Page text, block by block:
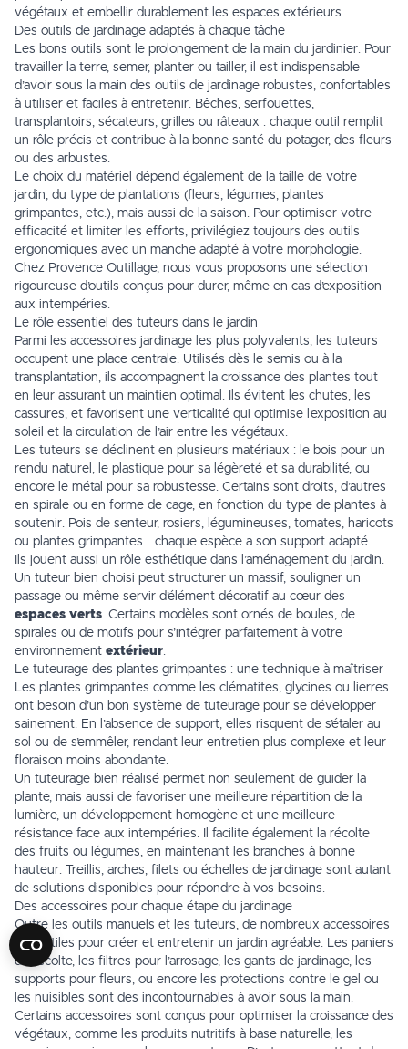
végétaux et embellir durablement les espaces extérieurs.
Des outils de jardinage adaptés à chaque tâche
Les bons outils sont le prolongement de la main du jardinier. Pour
travailler la terre, semer, planter ou tailler, il est indispensable
d’avoir sous la main des outils de jardinage robustes, confortables
à utiliser et faciles à entretenir. Bêches, serfouettes,
transplantoirs, sécateurs, grilles ou râteaux : chaque outil remplit
un rôle précis et contribue à la bonne santé du potager, des fleurs
ou des arbustes.
Le choix du matériel dépend également de la taille de votre
jardin, du type de plantations (fleurs, légumes, plantes
grimpantes, etc.), mais aussi de la saison. Pour optimiser votre
efficacité et limiter les efforts, privilégiez toujours des outils
ergonomiques avec un manche adapté à votre morphologie.
Chez Provence Outillage, nous vous proposons une sélection
rigoureuse d’outils conçus pour durer, même en cas d’exposition
aux intempéries.
Le rôle essentiel des tuteurs dans le jardin
Parmi les accessoires jardinage les plus polyvalents, les tuteurs
occupent une place centrale. Utilisés dès le semis ou à la
transplantation, ils accompagnent la croissance des plantes tout
en leur assurant un maintien optimal. Ils évitent les chutes, les
cassures, et favorisent une verticalité qui optimise l’exposition au
soleil et la circulation de l’air entre les végétaux.
Les tuteurs se déclinent en plusieurs matériaux : le bois pour un
rendu naturel, le plastique pour sa légèreté et sa durabilité, ou
encore le métal pour sa robustesse. Certains sont droits, d’autres
en spirale ou en forme de cage, en fonction du type de plantes à
soutenir. Pois de senteur, rosiers, légumineuses, tomates, haricots
ou plantes grimpantes… chaque espèce a son support adapté.
Ils jouent aussi un rôle esthétique dans l’aménagement du jardin.
Un tuteur bien choisi peut structurer un massif, souligner un
passage ou même servir d’élément décoratif au cœur des
espaces verts. Certains modèles sont ornés de boules, de
spirales ou de motifs pour s’intégrer parfaitement à votre
environnement extérieur.
Le tuteurage des plantes grimpantes : une technique à maîtriser
Les plantes grimpantes comme les clématites, glycines ou lierres
ont besoin d’un bon système de tuteurage pour se développer
sainement. En l’absence de support, elles risquent de s’étaler au
sol ou de s’emmêler, rendant leur entretien plus complexe et leur
floraison moins abondante.
Un tuteurage bien réalisé permet non seulement de guider la
plante, mais aussi de favoriser une meilleure répartition de la
lumière, un développement homogène et une meilleure
résistance face aux intempéries. Il facilite également la récolte
des fruits ou légumes, en maintenant les branches à bonne
hauteur. Treillis, arches, filets ou échelles de jardinage sont autant
de solutions disponibles pour répondre à vos besoins.
Des accessoires pour chaque étape du jardinage
Outre les outils manuels et les tuteurs, de nombreux accessoires
sont utiles pour créer et entretenir un jardin agréable. Les paniers
de récolte, les filtres pour l’arrosage, les gants de jardinage, les
supports pour fleurs, ou encore les protections contre le gel ou
les nuisibles sont des incontournables à avoir sous la main.
Certains accessoires sont conçus pour optimiser la croissance des
végétaux, comme les produits nutritifs à base naturelle, les